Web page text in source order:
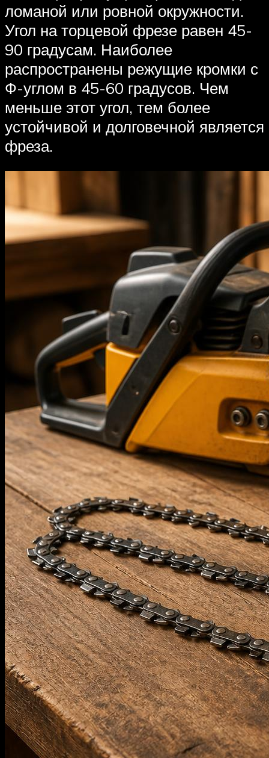
ломаной или ровной окружности.
Угол на торцевой фрезе равен 45-
90 градусам. Наиболее
распространены режущие кромки с
Ф-углом в 45-60 градусов. Чем
меньше этот угол, тем более
устойчивой и долговечной является
фреза.